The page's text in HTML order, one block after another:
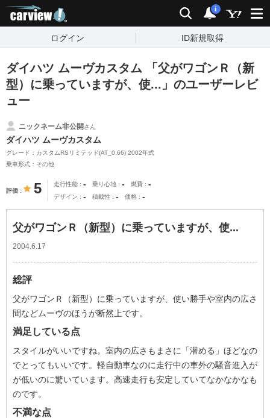
検索 通知
i
ログイン ID新規取得
ダイハツ ムーヴカスタム 「父がワゴンＲ（新
型）に乗っていますが、使...」のユーザーレビ
ュー
ニックネーム非公開さん
ダイハツ ムーヴカスタム
グレード：カスタムRSリミテッド(AT_0.66) 2002年式
乗車形式：その他
評価 5 走行性能 - 乗り心地 - 燃費 -
デザイン - 積載性 - 価格 -
父がワゴンＲ（新型）に乗っていますが、使...
2004.6.17
総評
父がワゴンＲ（新型）に乗っていますが、使い勝手や室内の広さ
間などムーヴのほうが断然上です。
満足している点
スタイルがいいですね。室内の広さもまさに「潜める」ほどなの
でとってもいいです。軽自動車なのに走行中の車外の騒音進入が
が低いのに驚いています。高速走行も安定していてなかなかなも
のです。
不満な点